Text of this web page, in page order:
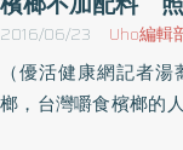
著高於未嚼檳者，父
者的小孩，容易發
傷害力不大，但若食
害，甚至還會影響到
2016/06/23 Uho編輯
（優活健康網記者
榔，台灣嚼食檳榔的